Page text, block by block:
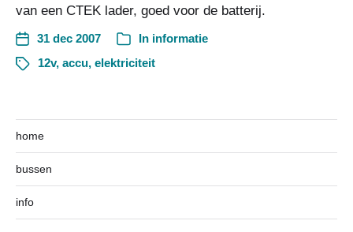
van een CTEK lader, goed voor de batterij.
31 dec 2007 In informatie
12v, accu, elektriciteit
home
bussen
info